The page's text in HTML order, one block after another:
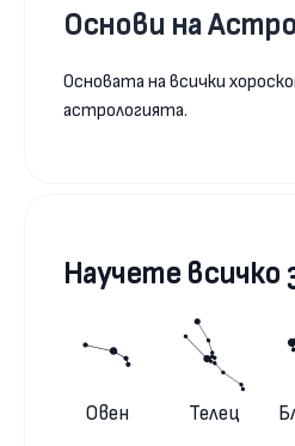
Основи на
Основата на всички
астрологията.
Научете всичко
Овен Телец